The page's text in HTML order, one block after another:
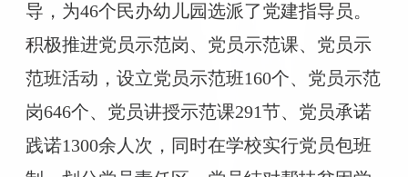
导 ， 为46个民办幼儿园选派了党建指导员。
积极推进党员示范岗、党员示范课、党员示
范班活动，设立党员示范班160个、党员示范
岗646个、党员讲授示范课291节、党员承诺
践诺1300余人次， 同时在学校实行党员包班